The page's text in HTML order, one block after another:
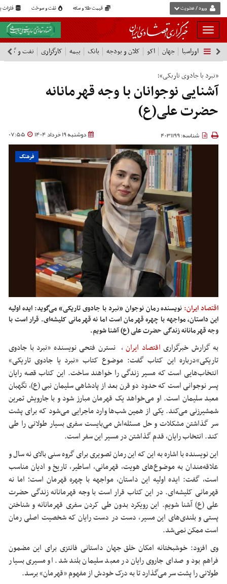
قیمت طلا و سکه نفت و سوخت فلزات ورود / عضویت
بار
و
بسته
نمودن
فهرست
اوراسیا جهان اکو کلان و بودجه بانک بیمه کارگزاری نفت و گاز
«نبرد با جادوی تاریکی»؛
آشنایی نوجوانان با وجه قهرمانانه
حضرت علی(ع)
دوشنبه 19 خرداد 1404 07:55 شناسه: 4031199
فرهنگ
اقتصاد ایران: نویسنده رمان نوجوان «نبرد با جادوی تاریکی» می‌گوید: ایده اولیه
این داستان، مواجهه با چهره قهرمان است اما نه قهرمانی کلیشه‌ای. قرار است با
وجه قهرمانانه زندگی حضرت علی (ع) آشنا شویم.
به گزارش خبرگزاری اقتصاد ایران ،نسترن فتحی نویسنده «نبرد با جادوی
تاریکی»درباره این کتاب گفت: موضوع کتاب «نبرد یا جادوی تاریکی»
انتخاب‌هایی است که مسیر زندگی را خواهند ساخت. این کتاب قصهرایان
پسر نوجوانی است که حدود دو قرن بعد از پادشاهی سلیمان نبی (ع)، نگهبان
معبد سلیمان است. او می‌خواهد یک قهرمان مبارز شود و با جارویش تمرین
شمشیرزنی می‌کند. یکی از همین شب‌ها وارد ماجرایی می‌شود که برای پشت
سر گذاشتن مشکلات و حل مسئله‌اش می‌بایست سفری بسیار طولانی را طی
کند. انتخابرایان، قدم گذاشتن در مسیر این سفر است.
این نویسنده با اشاره به این که این رمان تصویری برای گروه سنی بالای نه سال و
علاقه‌مندان به موضوع‌های هویت، قهرمانی، اساطیر، تاریخ و ادیان مناسب
است، گفت: ایده اولیه این داستان، مواجهه با چهره قهرمان است؛ اما نه
قهرمانی کلیشه‌ای. در این کتاب قرار است با وجه قهرمانانه زندگی حضرت
علی (ع)آشنا شویم. این رویکرد بدون طی کردن سفری قهرمانانه و شناختن
پستی و بلندی‌های این مسیر، دست در دسترایانکه شخصیت اصلی رمان
است ممکن نمی‌شد.
وی افزود: خوشبختانه امکان خلق جهان داستانی فانتزی برای این مضمون
فراهم بود و صدای جارویرایاندر معبد سلیمان بلند شد. او مسیری بسیار
طولانی را پشت سر می‌گذارد تا به درک خودش از مفهوم «قهرمان» برسد.